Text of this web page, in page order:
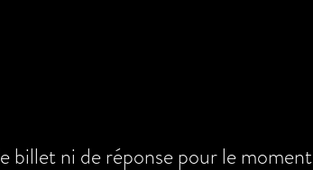
billet ni de réponse pour le moment